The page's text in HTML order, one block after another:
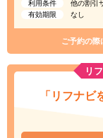
利用条件
他の割引
有効期限
なし
ご予約の際
リ
「リフナ